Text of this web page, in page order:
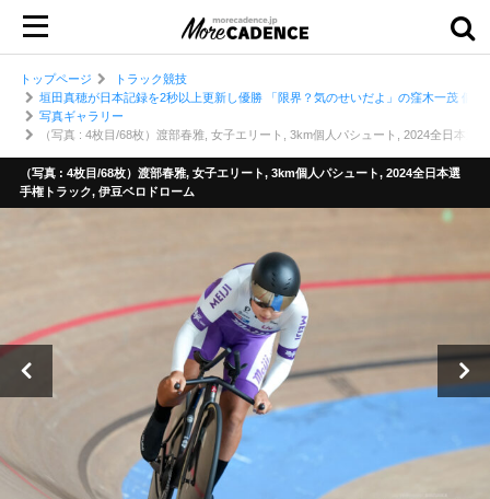
トップページ
トラック競技
垣田真穂が日本記録を2秒以上更新し優勝 「限界？気のせいだよ」の窪木一茂 個
写真ギャラリー
（写真 : 4枚目/68枚）渡部春雅, 女子エリート, 3km個人パシュート, 2024全日本選
（写真 : 4枚目/68枚）渡部春雅, 女子エリート, 3km個人パシュート, 2024全日本選
手権トラック, 伊豆ベロドローム